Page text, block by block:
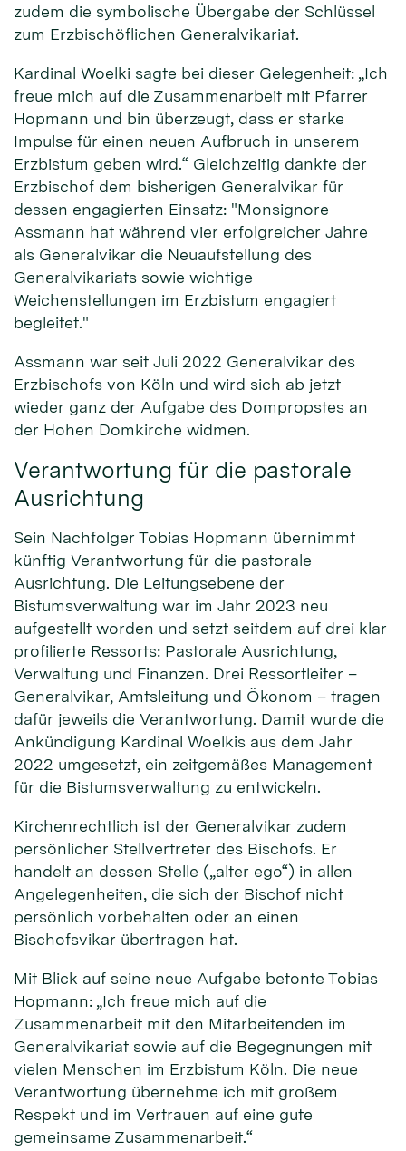
zudem die symbolische Übergabe der Schlüssel
zum Erzbischöflichen Generalvikariat.
Kardinal Woelki sagte bei dieser Gelegenheit: „Ich
freue mich auf die Zusammenarbeit mit Pfarrer
Hopmann und bin überzeugt, dass er starke
Impulse für einen neuen Aufbruch in unserem
Erzbistum geben wird.“ Gleichzeitig dankte der
Erzbischof dem bisherigen Generalvikar für
dessen engagierten Einsatz: "Monsignore
Assmann hat während vier erfolgreicher Jahre
als Generalvikar die Neuaufstellung des
Generalvikariats sowie wichtige
Weichenstellungen im Erzbistum engagiert
begleitet."
Assmann war seit Juli 2022 Generalvikar des
Erzbischofs von Köln und wird sich ab jetzt
wieder ganz der Aufgabe des Dompropstes an
der Hohen Domkirche widmen.
Verantwortung für die pastorale
Ausrichtung
Sein Nachfolger Tobias Hopmann übernimmt
künftig Verantwortung für die pastorale
Ausrichtung. Die Leitungsebene der
Bistumsverwaltung war im Jahr 2023 neu
aufgestellt worden und setzt seitdem auf drei klar
profilierte Ressorts: Pastorale Ausrichtung,
Verwaltung und Finanzen. Drei Ressortleiter –
Generalvikar, Amtsleitung und Ökonom – tragen
dafür jeweils die Verantwortung. Damit wurde die
Ankündigung Kardinal Woelkis aus dem Jahr
2022 umgesetzt, ein zeitgemäßes Management
für die Bistumsverwaltung zu entwickeln.
Kirchenrechtlich ist der Generalvikar zudem
persönlicher Stellvertreter des Bischofs. Er
handelt an dessen Stelle („alter ego“) in allen
Angelegenheiten, die sich der Bischof nicht
persönlich vorbehalten oder an einen
Bischofsvikar übertragen hat.
Mit Blick auf seine neue Aufgabe betonte Tobias
Hopmann: „Ich freue mich auf die
Zusammenarbeit mit den Mitarbeitenden im
Generalvikariat sowie auf die Begegnungen mit
vielen Menschen im Erzbistum Köln. Die neue
Verantwortung übernehme ich mit großem
Respekt und im Vertrauen auf eine gute
gemeinsame Zusammenarbeit.“